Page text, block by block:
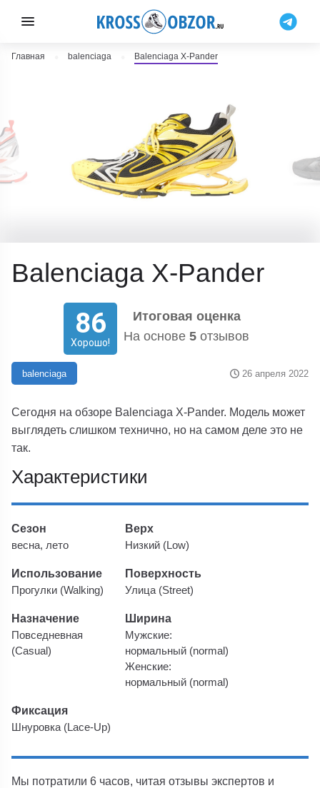
Главная balenciaga Balenciaga X-Pander
Balenciaga X-Pander
86
Хорошо!
Итоговая оценка
На основе 5 отзывов
balenciaga 26 апреля 2022
Сегодня на обзоре Balenciaga X-Pander. Модель может
выглядеть слишком технично, но на самом деле это не
так.
Характеристики
Сезон
весна, лето
Верх
Низкий (Low)
Использование
Прогулки (Walking)
Поверхность
Улица (Street)
Назначение
Повседневная
(Casual)
Ширина
Мужские:
нормальный (normal)
Женские:
нормальный (normal)
Фиксация
Шнуровка (Lace-Up)
Мы потратили 6 часов, читая отзывы экспертов и